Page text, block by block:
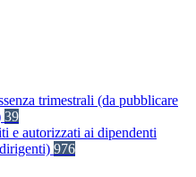
trimestrali (da pubblicare
39
e autorizzati ai dipendenti
976